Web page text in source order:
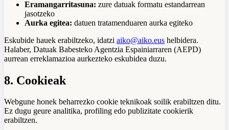
Eramangarritasuna: zure datuak formatu estandarrean
jasotzeko
Aurka egitea: datuen tratamenduaren aurka egiteko
Eskubide hauek erabiltzeko, idatzi aiko@aiko.eus helbidera.
Halaber, Datuak Babesteko Agentzia Espainiarraren (AEPD)
aurrean erreklamazioa aurkezteko eskubidea duzu.
8. Cookieak
Webgune honek beharrezko cookie teknikoak soilik erabiltzen ditu.
Ez dugu geure analitika, profiling edo publizitate cookierik
erabiltzen.